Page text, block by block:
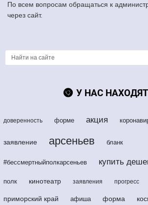
По всем вопросам обращаться к
через сайт.
У НАС НАХОДЯТ
доверенность форме акция
заявление арсеньев бланк
#бессмертныйполкарсеньев купить
полк кинотеатр заявления прогресс
приморский край афиша форма